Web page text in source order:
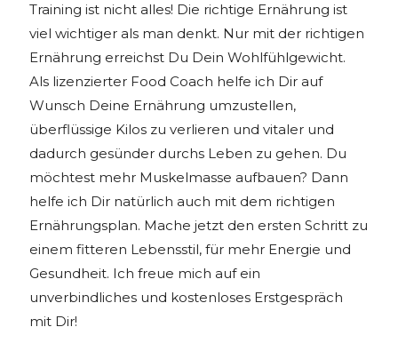
Training ist nicht alles! Die richtige Ernährung ist
viel wichtiger als man denkt. Nur mit der richtigen
Ernährung erreichst Du Dein Wohlfühlgewicht.
Als lizenzierter Food Coach helfe ich Dir auf
Wunsch Deine Ernährung umzustellen,
überflüssige Kilos zu verlieren und vitaler und
dadurch gesünder durchs Leben zu gehen. Du
möchtest mehr Muskelmasse aufbauen? Dann
helfe ich Dir natürlich auch mit dem richtigen
Ernährungsplan. Mache jetzt den ersten Schritt zu
einem fitteren Lebensstil, für mehr Energie und
Gesundheit. Ich freue mich auf ein
unverbindliches und kostenloses Erstgespräch
mit Dir!